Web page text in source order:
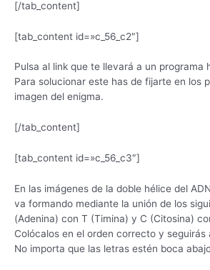
[/tab_content]
[tab_content id=»c_56_c2″]
Pulsa al link que te llevará a un programa
Para solucionar este has de fijarte en los
imagen del enigma.
[/tab_content]
[tab_content id=»c_56_c3″]
En las imágenes de la doble hélice del
va formando mediante la unión de los
(Adenina) con T (Timina) y C (Citosina)
Colócalos en el orden correcto y seguirás
No importa que las letras estén boca